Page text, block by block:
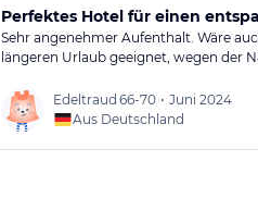
Perfektes Hotel für einen
Sehr angenehmer Aufenthalt. Wäre
längeren Urlaub geeignet, wegen der
Edeltraud 66-70 • Juni 2024
Aus Deutschland